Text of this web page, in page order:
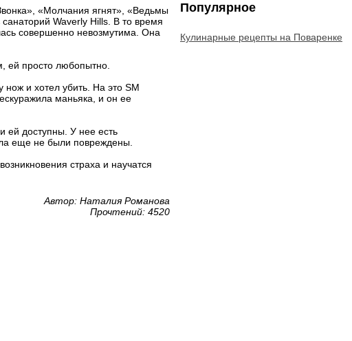
«Молчания ягнят», «Ведьмы
Waverly Hills. В то время
совершенно невозмутима. Она
ей просто любопытно.
и хотел убить. На это SM
маньяка, и он ее
ей доступны. У нее есть
еще не были повреждены.
страха и научатся
Автор: Наталия Романова
Прочтений: 4520
Популярное
Кулинарные рецепты на Поваренке